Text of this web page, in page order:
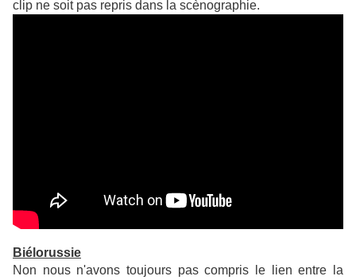
clip ne soit pas repris dans la scènographie.
Biélorussie
Non nous n'avons toujours pas compris le lien entre la